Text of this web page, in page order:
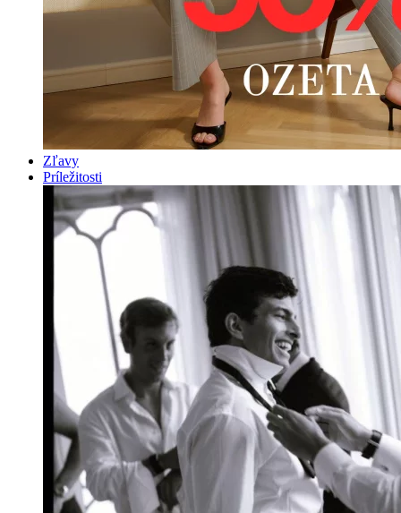
Zľavy
Príležitosti